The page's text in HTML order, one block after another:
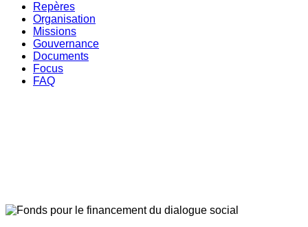
Repères
Organisation
Missions
Gouvernance
Documents
Focus
FAQ